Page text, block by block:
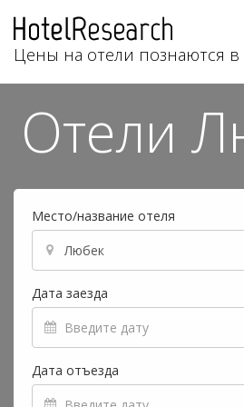
Цены на отели познаются
Отели
Место/название отеля
Дата заезда
Дата отъезда